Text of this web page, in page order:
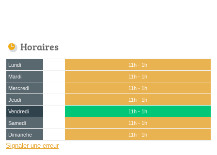
Horaires
Lundi
11h - 1h
Mardi
11h - 1h
Mercredi
11h - 1h
Jeudi
11h - 1h
Vendredi
11h - 1h
Samedi
11h - 1h
Dimanche
11h - 1h
Signaler une erreur